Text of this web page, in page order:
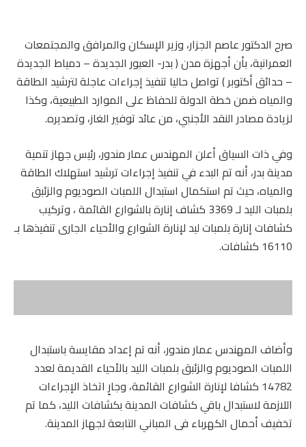
صرح الدكتور عاصم الجزار، وزير الإسكان والمرافق والمجتمعات
العمرانية، بأن أجهزة مدن ( بدر- العبور الجديدة – دمياط الجديدة
– حدائق أكتوبر ) تواصل حاليا تنفيذ إجراءات عاجلة لترشيد الطاقة
والمياه ضمن خطة الدولة للحفاظ على الموارد الطبيعية، وكذا
لزيادة مصادر النقد الأجنبي، من عائد توفير الغاز، وتصديره.
وفي ذات السياق أعلن المهندس عمار مندور، رئيس جهاز تنمية
مدينة بدر، أنه تم البدء في تنفيذ إجراءات ترشيد استهلاك الطاقة
والمياه، حيث تم استكمال استبدال اللمبات الصوديوم والزئبق
بلمبات الليد لـ 3369 كشاف إنارة بالشوارع القائمة ، وتركيب
كشافات إنارة بلمبات ليد لإنارة الشوارع والأحياء الجارى تنفيذها بـ
16110 كشافات.
وأضاف المهندس عمار مندور، أنه تم إعداد مقايسة باستبدال
اللمبات الصوديوم والزئبق بلمبات الليد بالأحياء القديمة لعدد
14782 كشافا لإنارة الشوارع القائمة، وجارٍ اتخاذ الإجراءات
اللازمة لاستبدال باقي كشافات المدينة بكشافات الليد، كما تم
تخفيف أحمال الكهرباء فى المباني التابعة لجهاز المدينة.